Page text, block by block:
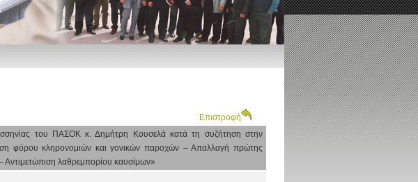
Επιστροφή
του ΠΑΣΟΚ κ. Δημήτρη Κουσελά κατά τη συζήτηση στην
φόρου κληρονομιών και γονικών παροχών – Απαλλαγή πρώτης
Αντιμετώπιση λαθρεμπορίου καυσίμων»